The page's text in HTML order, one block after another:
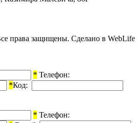
права защищены. Cделано в WebLife
* Телефон:
*Код:
* Телефон: